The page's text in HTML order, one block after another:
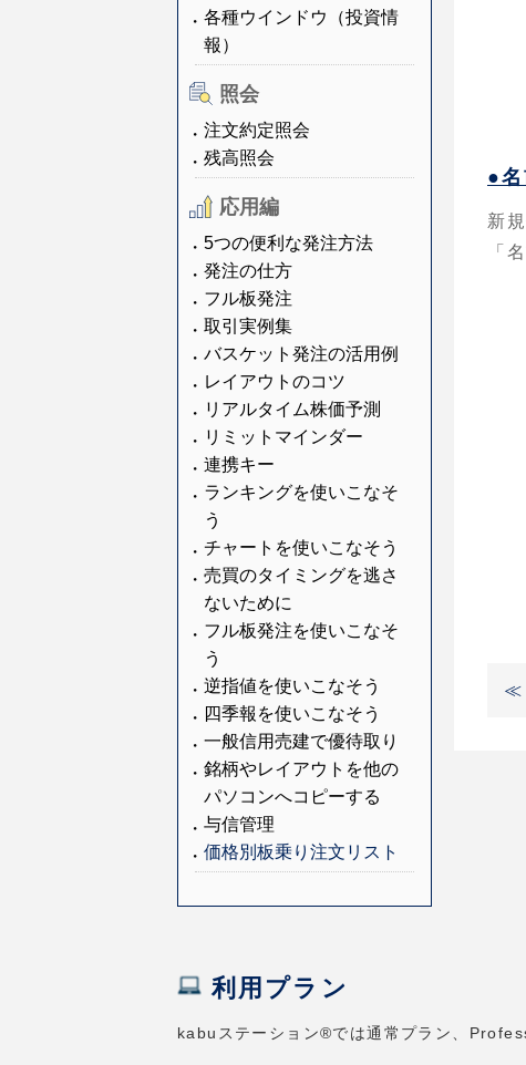
各種ウインドウ（投資情
報）
照会
注文約定照会
残高照会
応用編
5つの便利な発注方法
発注の仕方
フル板発注
取引実例集
バスケット発注の活用例
レイアウトのコツ
リアルタイム株価予測
リミットマインダー
連携キー
ランキングを使いこなそ
う
チャートを使いこなそう
売買のタイミングを逃さ
ないために
フル板発注を使いこなそ
う
逆指値を使いこなそう
四季報を使いこなそう
一般信用売建で優待取り
銘柄やレイアウトを他の
パソコンへコピーする
与信管理
価格別板乗り注文リスト
●
新
「
利用プラン
kabuステーション®では通常プラン、